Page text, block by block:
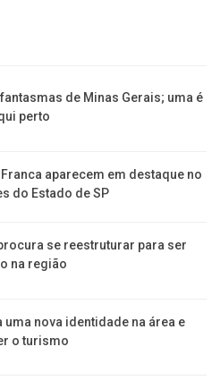
de Minas Gerais; uma é
perto
aparecem em destaque no
do Estado de SP
se reestruturar para ser
na região
uma nova identidade na área e
o turismo